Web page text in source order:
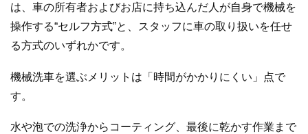
は、車の所有者およびお店に持ち込んだ人が自身で機械を
操作する“セルフ方式”と、スタッフに車の取り扱いを任せ
る方式のいずれかです。
機械洗車を選ぶメリットは「時間がかかりにくい」点で
す。
水や泡での洗浄からコーティング、最後に乾かす作業まで